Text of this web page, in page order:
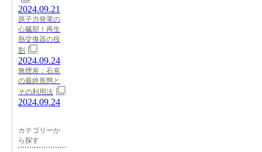
2024.09.21
原子力発電の
心臓部！再生
熱交換器の役
割
2024.09.24
無煙炭：石炭
の最終形態と
その利用法
2024.09.24
カテゴリーか
ら探す